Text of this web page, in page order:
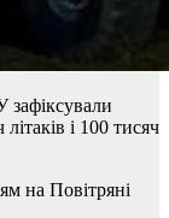
зафіксували
і 100 тисяч
на Повітряні